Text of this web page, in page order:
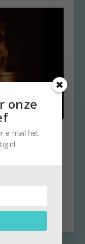
onze
e-mail het